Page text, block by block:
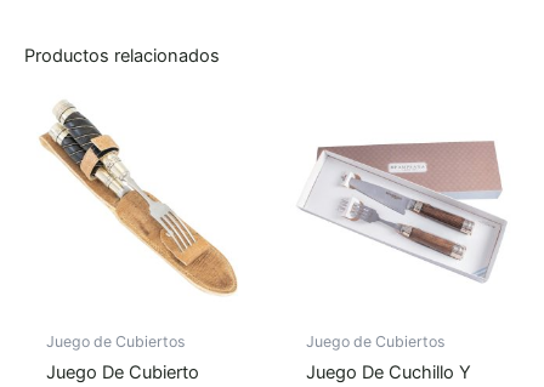
Productos relacionados
Juego de Cubiertos
Juego De Cubierto
Juego de Cubiertos
Juego De Cuchillo Y